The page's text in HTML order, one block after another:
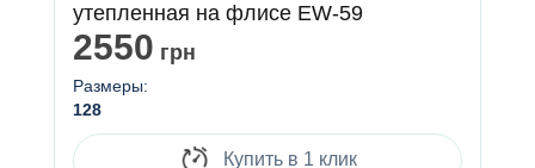
утепленная на флисе EW-59
2550 грн
Размеры:
128
Купить в 1 клик